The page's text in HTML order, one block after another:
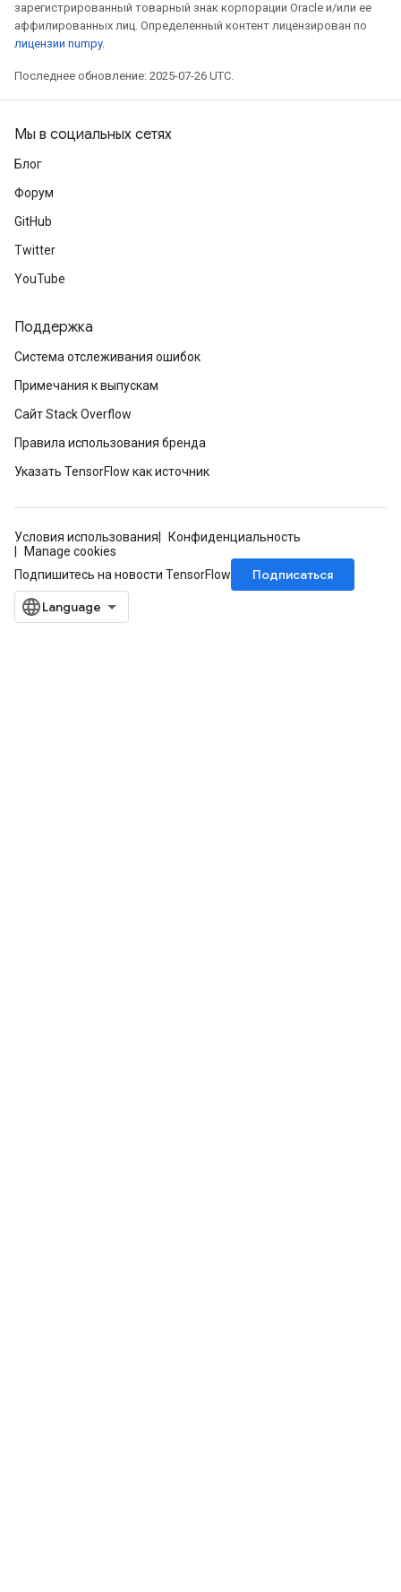
зарегистрированный товарный знак корпорации Oracle и/или ее
аффилированных лиц. Определенный контент лицензирован по
лицензии numpy.
Последнее обновление: 2025-07-26 UTC.
Мы в социальных сетях
Блог
Форум
GitHub
Twitter
YouTube
Поддержка
Система отслеживания ошибок
Примечания к выпускам
Сайт Stack Overflow
Правила использования бренда
Указать TensorFlow как источник
Условия использования
Конфиденциальность
Manage cookies
Подпишитесь на новости TensorFlow
Подписаться